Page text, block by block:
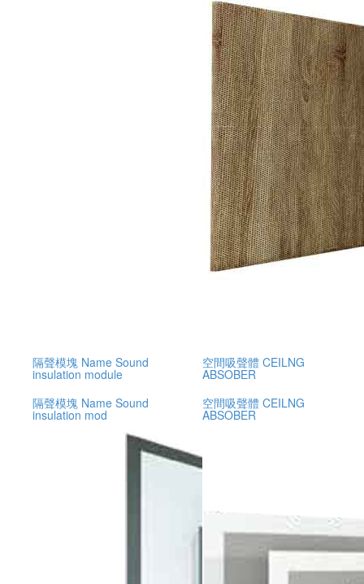
隔聲模塊 Name Sound
insulation module
隔聲模塊 Name Sound
insulation mod
空間吸聲體 CEILNG
ABSOBER
空間吸聲體 CEILNG
ABSOBER